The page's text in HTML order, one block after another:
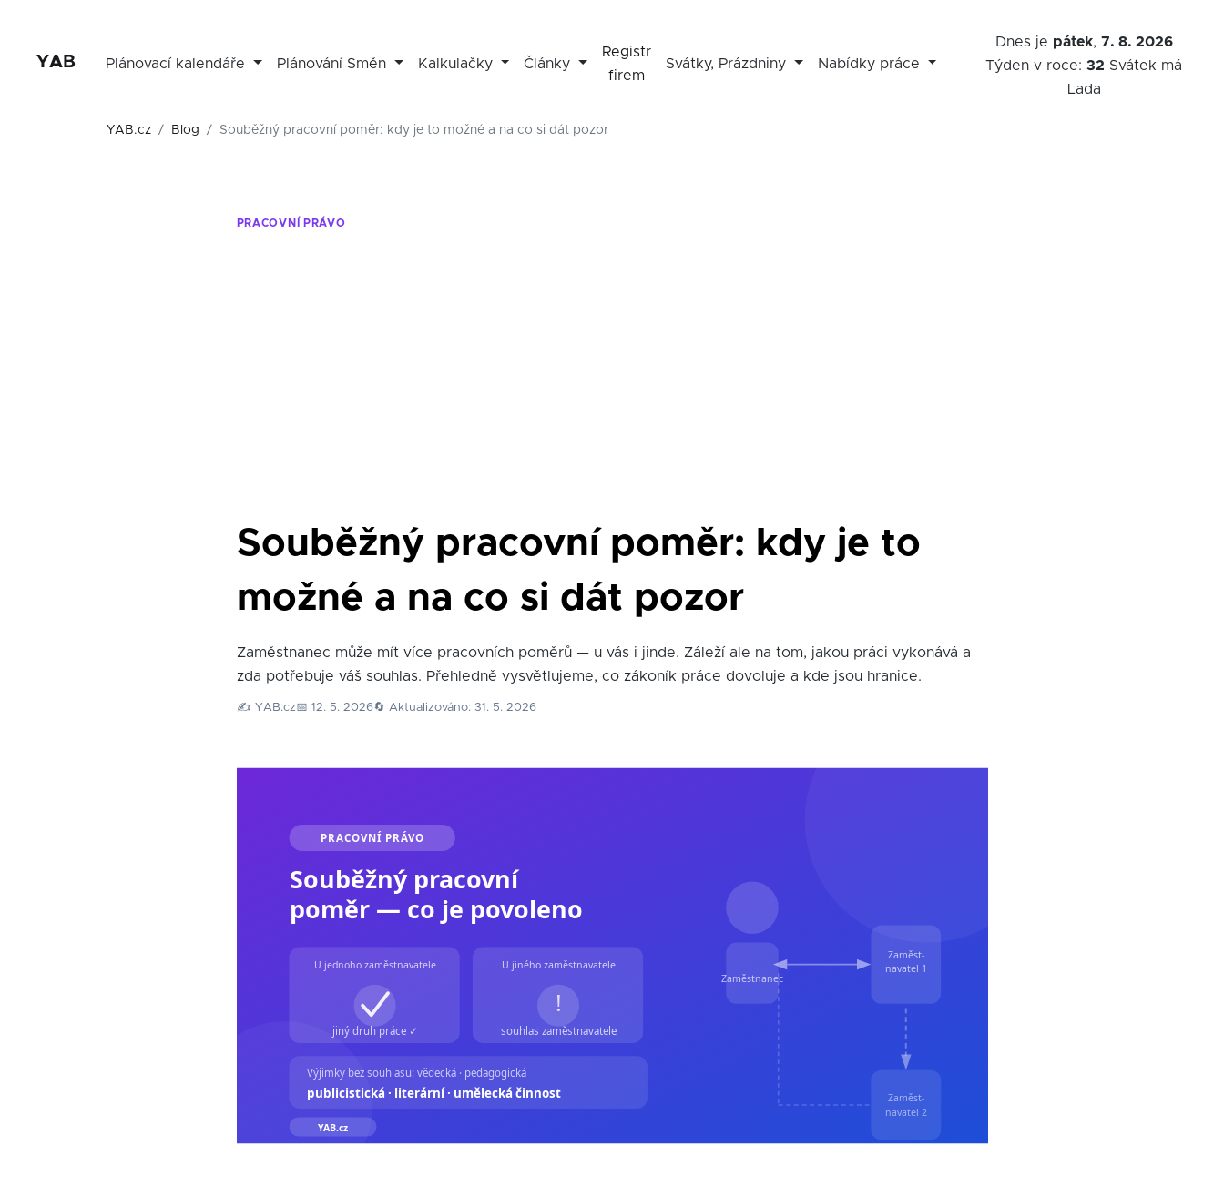
YAB Plánovací kalendáře Plánování Směn Kalkulačky Články
Registr
firem
Svátky, Prázdniny Nabídky práce
Dnes je pátek, 7. 8. 2026
Týden v roce:32 Svátek má
Lada
YAB.cz Blog Souběžný pracovní poměr: kdy je to možné a na co si dát pozor
PRACOVNÍ PRÁVO
Souběžný pracovní poměr: kdy je to
možné a na co si dát pozor
Zaměstnanec může mít více pracovních poměrů — u vás i jinde. Záleží ale na tom, jakou práci vykonává a
zda potřebuje váš souhlas. Přehledně vysvětlujeme, co zákoník práce dovoluje a kde jsou hranice.
✍️ YAB.cz📅 12. 5. 2026🔄 Aktualizováno: 31. 5. 2026